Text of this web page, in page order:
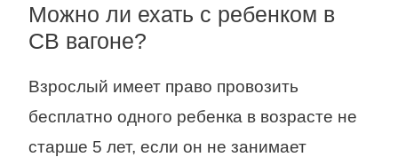
Можно ли ехать с ребенком в
СВ вагоне?
Взрослый имеет право провозить
бесплатно одного ребенка в возрасте не
старше 5 лет, если он не занимает